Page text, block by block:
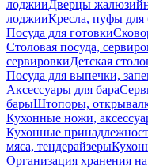
лоджииДверцы
лоджииКресла, пуфы для
Посуда для готовки
Столовая посуда,
сервировкиДетская
Посуда для выпечки,
Аксессуары для бара
барыШтопоры,
Кухонные ножи,
Кухонные
мяса, тендерайзеры
Организация хранения